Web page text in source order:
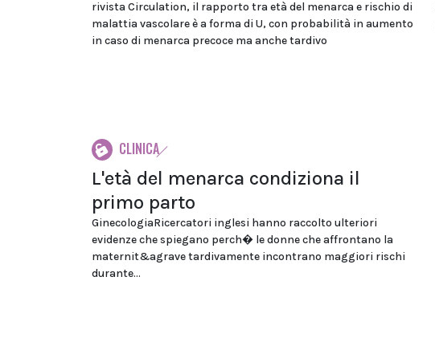
rivista Circulation, il rapporto tra età del menarca e rischio di
malattia vascolare è a forma di U, con probabilità in aumento
in caso di menarca precoce ma anche tardivo
CLINICA
L'età del menarca condiziona il
primo parto
GinecologiaRicercatori inglesi hanno raccolto ulteriori
evidenze che spiegano perch� le donne che affrontano la
maternit&agrave tardivamente incontrano maggiori rischi
durante...